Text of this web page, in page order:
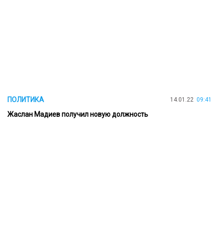
ПОЛИТИКА 14.01.22 09:41
Жаслан Мадиев получил новую должность